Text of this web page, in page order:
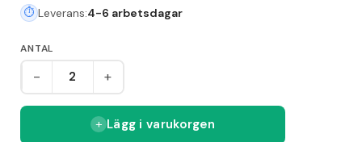
Leverans:4-6 arbetsdagar
ANTAL
- +
Lägg i varukorgen